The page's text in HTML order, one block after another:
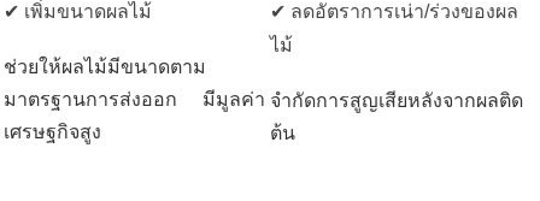
✔ เพิ่มขนาดผลไม้
ช่วยให้ผลไม้มีขนาดตาม
มาตรฐานการส่งออก มีมูลค่า
เศรษฐกิจสูง
✔ ลดอัตราการเน่า/ร่วงของผล
ไม้
จำกัดการสูญเสียหลังจากผลติด
ต้น